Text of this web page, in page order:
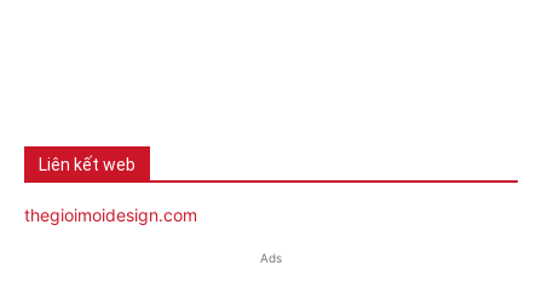
Liên kết web
thegioimoidesign.com
Ads